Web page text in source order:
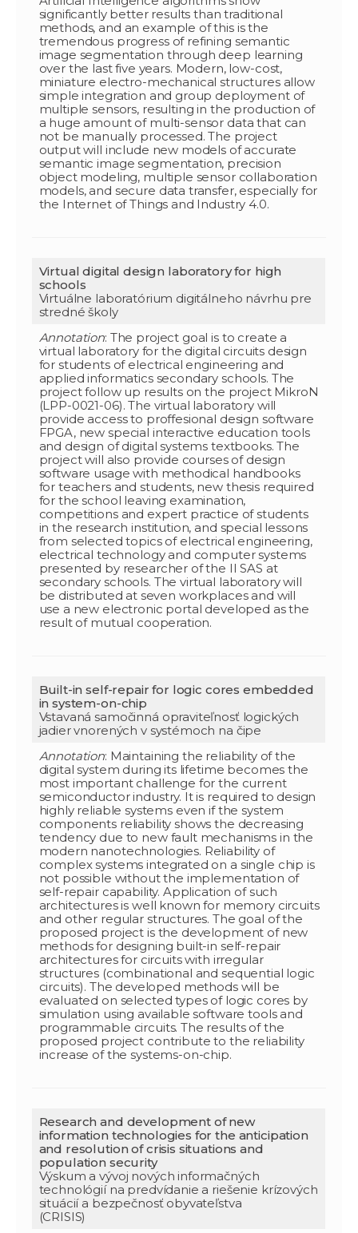
significantly better results than traditional
methods, and an example of this is the
tremendous progress of refining semantic
image segmentation through deep learning
over the last five years. Modern, low-cost,
miniature electro-mechanical structures allow
simple integration and group deployment of
multiple sensors, resulting in the production of
a huge amount of multi-sensor data that can
not be manually processed. The project
output will include new models of accurate
semantic image segmentation, precision
object modeling, multiple sensor collaboration
models, and secure data transfer, especially for
the Internet of Things and Industry 4.0.
Virtual digital design laboratory for high
schools
Virtuálne laboratórium digitálneho návrhu pre
stredné školy
Annotation: The project goal is to create a
virtual laboratory for the digital circuits design
for students of electrical engineering and
applied informatics secondary schools. The
project follow up results on the project MikroN
(LPP-0021-06). The virtual laboratory will
provide access to proffesional design software
FPGA, new special interactive education tools
and design of digital systems textbooks. The
project will also provide courses of design
software usage with methodical handbooks
for teachers and students, new thesis required
for the school leaving examination,
competitions and expert practice of students
in the research institution, and special lessons
from selected topics of electrical engineering,
electrical technology and computer systems
presented by researcher of the II SAS at
secondary schools. The virtual laboratory will
be distributed at seven workplaces and will
use a new electronic portal developed as the
result of mutual cooperation.
Built-in self-repair for logic cores embedded
in system-on-chip
Vstavaná samočinná opraviteľnosť logických
jadier vnorených v systémoch na čipe
Annotation: Maintaining the reliability of the
digital system during its lifetime becomes the
most important challenge for the current
semiconductor industry. It is required to design
highly reliable systems even if the system
components reliability shows the decreasing
tendency due to new fault mechanisms in the
modern nanotechnologies. Reliability of
complex systems integrated on a single chip is
not possible without the implementation of
self-repair capability. Application of such
architectures is well known for memory circuits
and other regular structures. The goal of the
proposed project is the development of new
methods for designing built-in self-repair
architectures for circuits with irregular
structures (combinational and sequential logic
circuits). The developed methods will be
evaluated on selected types of logic cores by
simulation using available software tools and
programmable circuits. The results of the
proposed project contribute to the reliability
increase of the systems-on-chip.
Research and development of new
information technologies for the anticipation
and resolution of crisis situations and
population security
Výskum a vývoj nových informačných
technológií na predvídanie a riešenie krízových
situácií a bezpečnosť obyvateľstva
(CRISIS)